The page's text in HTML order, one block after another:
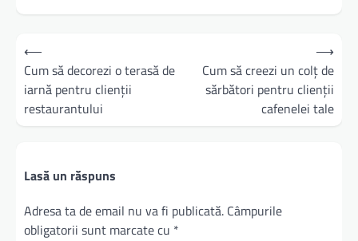
Navigare
în
articole
⟵
Cum să decorezi o terasă de
iarnă pentru clienții
restaurantului
Cum să creezi un colț de
sărbători pentru clienții
cafenelei tale
⟶
Lasă un răspuns
Adresa ta de email nu va fi publicată. Câmpurile
obligatorii sunt marcate cu *